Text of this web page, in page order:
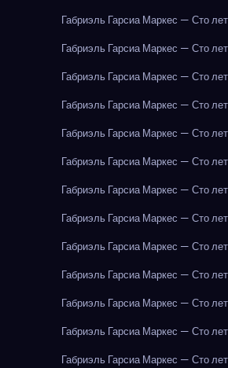
Габриэль Гарсиа Маркес — Сто
Габриэль Гарсиа Маркес — Сто
Габриэль Гарсиа Маркес — Сто
Габриэль Гарсиа Маркес — Сто
Габриэль Гарсиа Маркес — Сто
Габриэль Гарсиа Маркес — Сто
Габриэль Гарсиа Маркес — Сто
Габриэль Гарсиа Маркес — Сто
Габриэль Гарсиа Маркес — Сто
Габриэль Гарсиа Маркес — Сто
Габриэль Гарсиа Маркес — Сто
Габриэль Гарсиа Маркес — Сто
Габриэль Гарсиа Маркес — Сто